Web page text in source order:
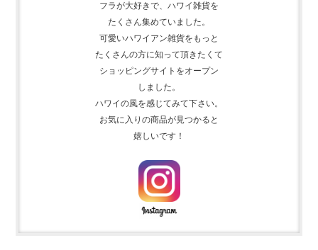
フラが大好きで、 ハワイ雑貨を
たくさん集めていました。
可愛いハワイアン雑貨をもっと
たくさんの方に知って頂きたくて
ショッピングサイトをオープン
しました。
ハワイの風を感じてみて下さい。
お気に入りの商品が見つかると
嬉しいです！